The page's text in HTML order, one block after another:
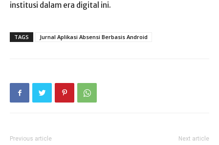
institusi dalam era digital ini.
TAGS Jurnal Aplikasi Absensi Berbasis Android
Previous article Next article